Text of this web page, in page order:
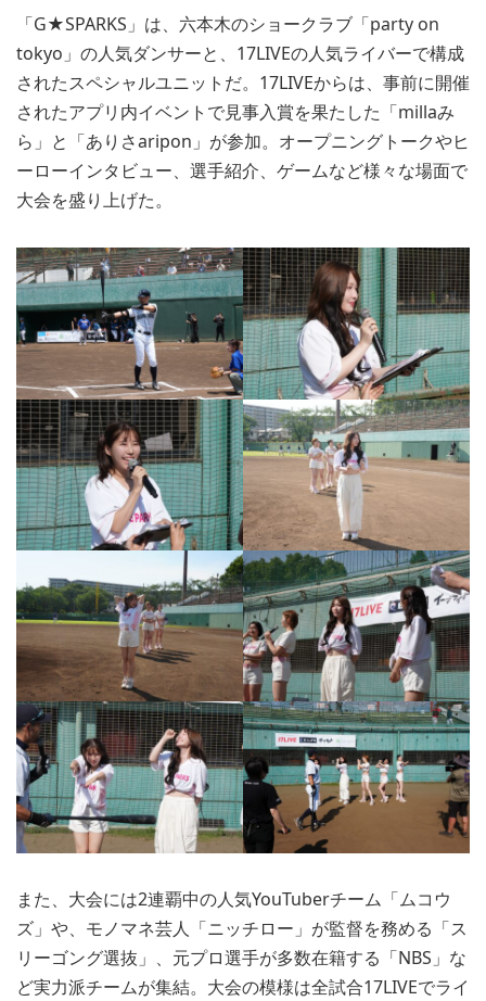
「G★SPARKS」は、六本木のショークラブ「party on
tokyo」の人気ダンサーと、17LIVEの人気ライバーで構成
されたスペシャルユニットだ。17LIVEからは、事前に開催
されたアプリ内イベントで見事入賞を果たした「millaみ
ら」と「ありさaripon」が参加。オープニングトークやヒ
ーローインタビュー、選手紹介、ゲームなど様々な場面で
大会を盛り上げた。
また、大会には2連覇中の人気YouTuberチーム「ムコウ
ズ」や、モノマネ芸人「ニッチロー」が監督を務める「ス
リーゴング選抜」、元プロ選手が多数在籍する「NBS」な
ど実力派チームが集結。大会の模様は全試合17LIVEでライ